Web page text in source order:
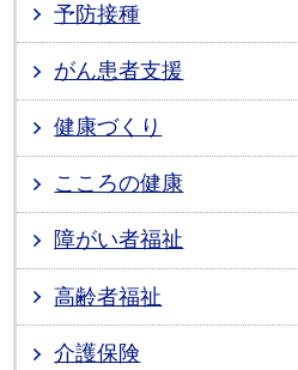
予防接種
がん患者支援
健康づくり
こころの健康
障がい者福祉
高齢者福祉
介護保険